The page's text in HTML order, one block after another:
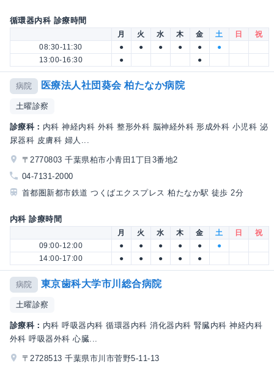
循環器内科 診療時間
月 火 水 木 金 土 日
祝
08:30-11:30
● ● ● ● ●
●
13:00-16:30
● ●
病院 医療法人社団葵会 柏たなか病院
土曜診察
診療科： 内科 神経内科 外科 整形外科 脳神経外科 形成外科 小児科 泌
尿器科 皮膚科 婦人...
〒2770803 千葉県柏市小青田1丁目3番地2
04-7131-2000
首都圏新都市鉄道 つくばエクスプレス 柏たなか駅 徒歩 2分
内科 診療時間
月 火 水 木 金 土 日
祝
09:00-12:00
● ● ● ● ●
●
14:00-17:00
● ● ● ● ●
病院 東京歯科大学市川総合病院
土曜診察
診療科： 内科 呼吸器内科 循環器内科 消化器内科 腎臓内科 神経内科
外科 呼吸器外科 心臓...
〒2728513 千葉県市川市菅野5-11-13